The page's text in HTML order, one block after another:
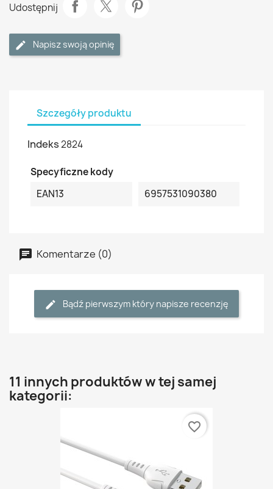
Udostępnij
Napisz swoją opinię
Szczegóły produktu
Indeks2824
Specyficzne kody
EAN13
6957531090380
Komentarze (0)
Bądź pierwszym który napisze recenzję
11 innych produktów w tej samej
kategorii:
favorite_border